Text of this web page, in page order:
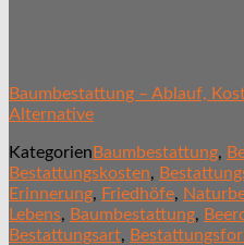
Baumbestattung – Ablauf,
Alternative
KategorienBaumbestattung,
Bestattungskosten,
Erinnerung, Friedhöfe,
Lebens, Baumbestattung,
Bestattungsart,